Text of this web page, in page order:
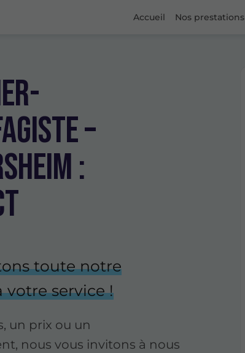
Accueil Nos prestations
–
:
toute notre
votre service !
un prix ou un
nous vous invitons à nous